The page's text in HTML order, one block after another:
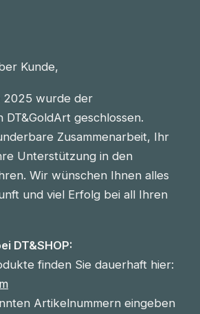
Kunde,
2025 wurde der
DT&GoldArt geschlossen.
Zusammenarbeit, Ihr
Unterstützung in den
Wir wünschen Ihnen alles
und viel Erfolg bei all Ihren
DT&SHOP:
finden Sie dauerhaft hier:
Artikelnummern eingeben